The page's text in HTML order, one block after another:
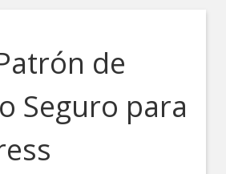
de
Seguro para